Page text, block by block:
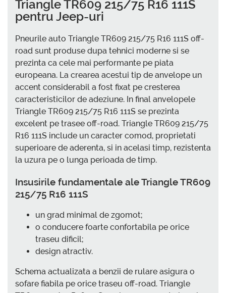
Triangle TR609 215/75 R16 111S
pentru Jeep-uri
Pneurile auto Triangle TR609 215/75 R16 111S off-
road sunt produse dupa tehnici moderne si se
prezinta ca cele mai performante pe piata
europeana. La crearea acestui tip de anvelope un
accent considerabil a fost fixat pe cresterea
caracteristicilor de adeziune. In final anvelopele
Triangle TR609 215/75 R16 111S se prezinta
excelent pe trasee off-road. Triangle TR609 215/75
R16 111S include un caracter comod, proprietati
superioare de aderenta, si in acelasi timp, rezistenta
la uzura pe o lunga perioada de timp.
Insusirile fundamentale ale Triangle TR609
215/75 R16 111S
un grad minimal de zgomot;
o conducere foarte confortabila pe orice
traseu dificil;
design atractiv.
Schema actualizata a benzii de rulare asigura o
sofare fiabila pe orice traseu off-road. Triangle